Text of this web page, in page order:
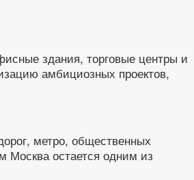
здания, торговые центры и
амбициозных проектов,
метро, общественных
Москва остается одним из